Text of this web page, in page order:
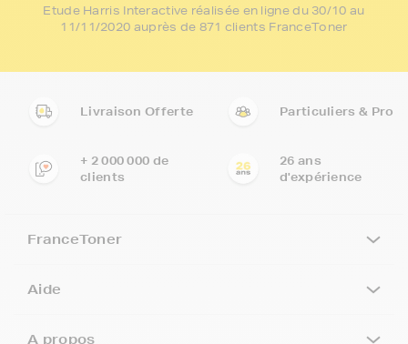
Etude Harris Interactive réalisée en ligne du 30/10 au
11/11/2020 auprès de 871 clients FranceToner
Livraison Offerte Particuliers & Pro
+ 2 000 000 de
clients
26 ans
d'expérience
FranceToner
Aide
A propos